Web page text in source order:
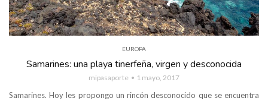
EUROPA
Samarines: una playa tinerfeña, virgen y desconocida
mipasaporte 1 mayo, 2017
Samarines. Hoy les propongo un rincón desconocido que se encuentra